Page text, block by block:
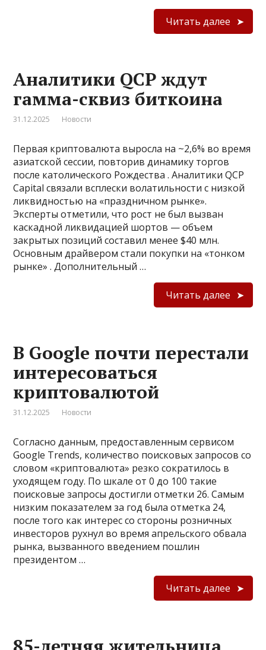
Читать далее
Аналитики QCP ждут
гамма-сквиз биткоина
31.12.2025 Новости
Первая криптовалюта выросла на ~2,6% во время
азиатской сессии, повторив динамику торгов
после католического Рождества . Аналитики QCP
Capital связали всплески волатильности с низкой
ликвидностью на «праздничном рынке».
Эксперты отметили, что рост не был вызван
каскадной ликвидацией шортов — объем
закрытых позиций составил менее $40 млн.
Основным драйвером стали покупки на «тонком
рынке» . Дополнительный …
Читать далее
В Google почти перестали
интересоваться
криптовалютой
31.12.2025 Новости
Согласно данным, предоставленным сервисом
Google Trends, количество поисковых запросов со
словом «криптовалюта» резко сократилось в
уходящем году. По шкале от 0 до 100 такие
поисковые запросы достигли отметки 26. Самым
низким показателем за год была отметка 24,
после того как интерес со стороны розничных
инвесторов рухнул во время апрельского обвала
рынка, вызванного введением пошлин
президентом …
Читать далее